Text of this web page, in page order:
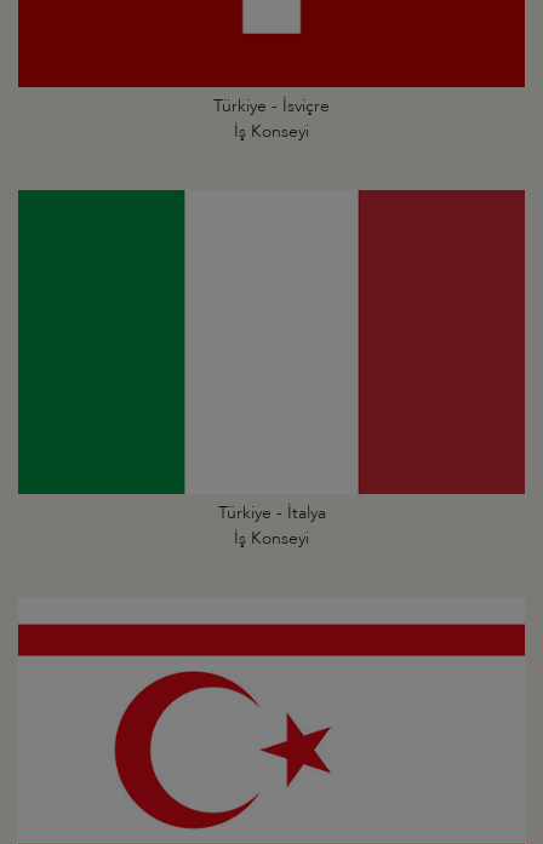
Türkiye - İsviçre
İş Konseyi
Türkiye - İtalya
İş Konseyi